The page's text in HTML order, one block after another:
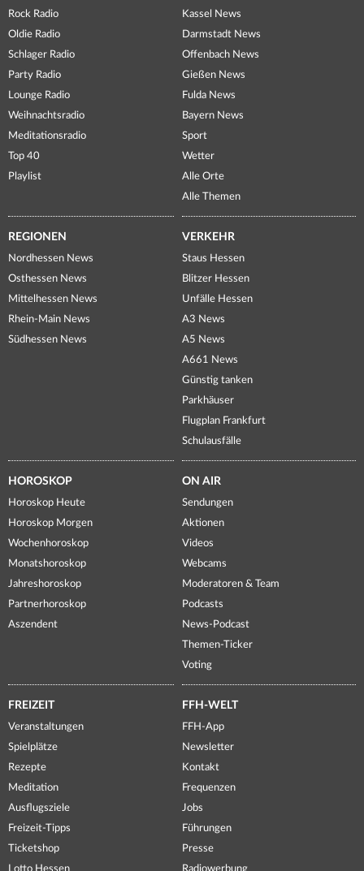
Rock Radio
Oldie Radio
Schlager Radio
Party Radio
Lounge Radio
Weihnachtsradio
Meditationsradio
Top 40
Playlist
Kassel News
Darmstadt News
Offenbach News
Gießen News
Fulda News
Bayern News
Sport
Wetter
Alle Orte
Alle Themen
REGIONEN
Nordhessen News
Osthessen News
Mittelhessen News
Rhein-Main News
Südhessen News
VERKEHR
Staus Hessen
Blitzer Hessen
Unfälle Hessen
A3 News
A5 News
A661 News
Günstig tanken
Parkhäuser
Flugplan Frankfurt
Schulausfälle
HOROSKOP
Horoskop Heute
Horoskop Morgen
Wochenhoroskop
Monatshoroskop
Jahreshoroskop
Partnerhoroskop
Aszendent
ON AIR
Sendungen
Aktionen
Videos
Webcams
Moderatoren & Team
Podcasts
News-Podcast
Themen-Ticker
Voting
FREIZEIT
Veranstaltungen
Spielplätze
Rezepte
Meditation
Ausflugsziele
Freizeit-Tipps
Ticketshop
Lotto Hessen
FFH-WELT
FFH-App
Newsletter
Kontakt
Frequenzen
Jobs
Führungen
Presse
Radiowerbung